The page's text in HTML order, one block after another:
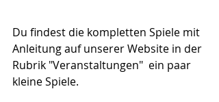
Du findest die kompletten Spiele mit
Anleitung auf unserer Website in der
Rubrik "Veranstaltungen"  ein paar
kleine Spiele.